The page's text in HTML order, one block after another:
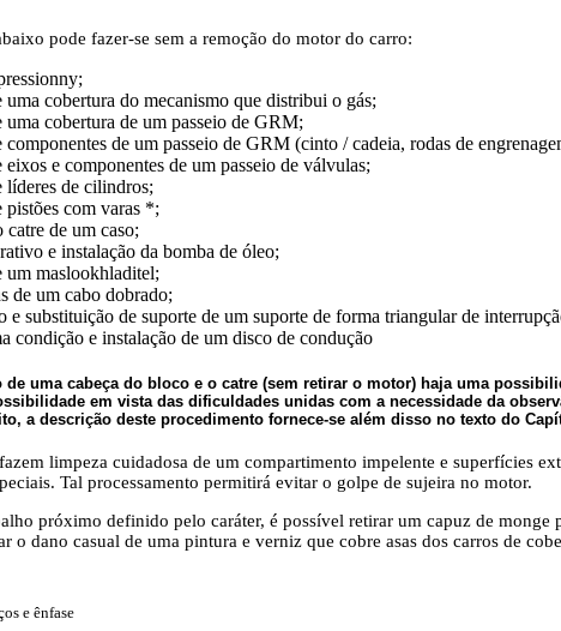
pode fazer-se sem a remoção do motor do carro:
uma cobertura do mecanismo que distribui o gás;
uma cobertura de um passeio de GRM;
componentes de um passeio de GRM (cinto / cadeia, rodas de
e componentes de um passeio de válvulas;
líderes de cilindros;
pistões com varas *;
catre de um caso;
e instalação da bomba de óleo;
um maslookhladitel;
de um cabo dobrado;
e substituição de suporte de um suporte de forma triangular de
condição e instalação de um disco de condução
uma cabeça do bloco e o catre (sem retirar o motor) haja uma
em vista das dificuldades unidas com a necessidade da
a descrição deste procedimento fornece-se além disso no texto do
limpeza cuidadosa de um compartimento impelente e superfícies
Tal processamento permitirá evitar o golpe de sujeira no motor.
próximo definido pelo caráter, é possível retirar um capuz de monge
dano casual de uma pintura e verniz que cobre asas dos carros de
e ênfase